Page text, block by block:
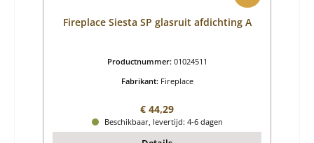
Fireplace Siesta SP glasruit afdichting A
Productnummer: 01024511
Fabrikant: Fireplace
Normale prijs:
€ 44,29
Beschikbaar, levertijd: 4-6 dagen